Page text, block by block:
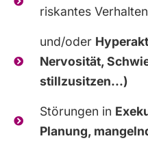
riskantes
und/oder
Nervosität,
stillzusitzen...)
Störungen in
Planung,